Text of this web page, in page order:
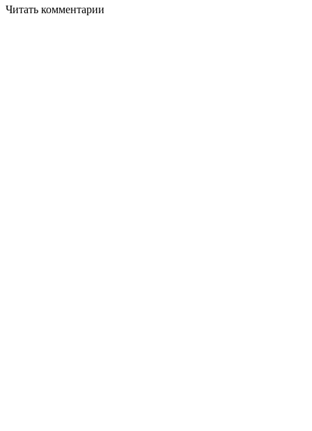
Читать комментарии